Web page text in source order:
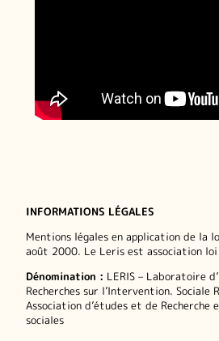
INFORMATIONS LÉGALES
Mentions légales en application de la
août 2000. Le Leris est association
Dénomination : LERIS – Laboratoire
Recherches sur l’Intervention. Sociale
Association d’études et de Recherche
sociales